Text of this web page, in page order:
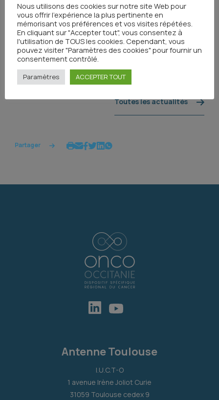
Consulter le référentiel
Toutes les actualités
Partager
Antenne Toulouse
I.U.C.T-O
1 avenue Irène Joliot Curie
31059 Toulouse cedex 9
Nous utilisons des cookies sur notre site Web pour
vous offrir l'expérience la plus pertinente en
mémorisant vos préférences et vos visites répétées.
En cliquant sur "Accepter tout", vous consentez à
l'utilisation de TOUS les cookies. Cependant, vous
pouvez visiter "Paramètres des cookies" pour fournir un
consentement contrôlé.
Paramètres ACCEPTER TOUT